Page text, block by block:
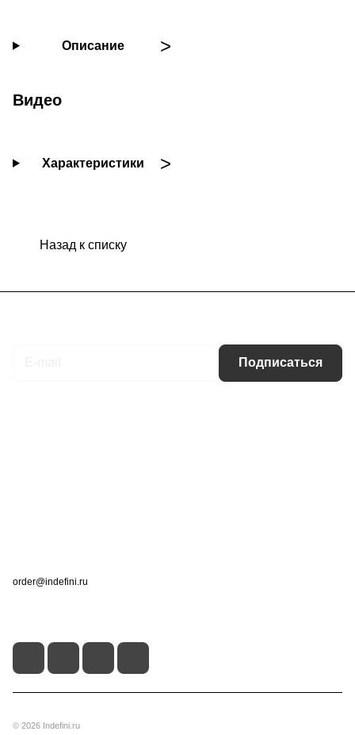
Описание
Видео
Характеристики
Назад к списку
Подписаться
order@indefini.ru
© 2026 Indefini.ru